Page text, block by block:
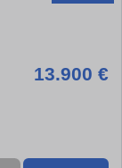
13.900 €